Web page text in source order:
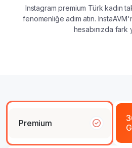
Instagram premium Türk kadın
fenomenliğe adım atın.
hesabınızda fark
Premium